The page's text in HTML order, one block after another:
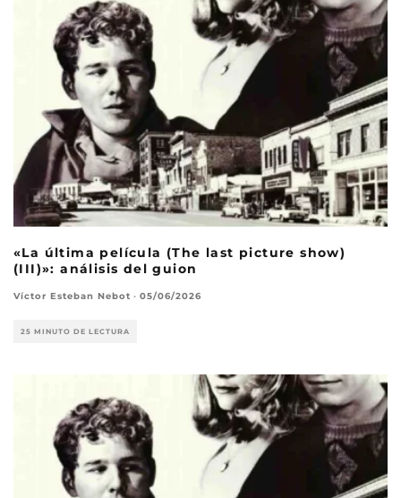
«La última película (The last picture show)
(III)»: análisis del guion
Víctor Esteban Nebot · 05/06/2026
25 MINUTO DE LECTURA